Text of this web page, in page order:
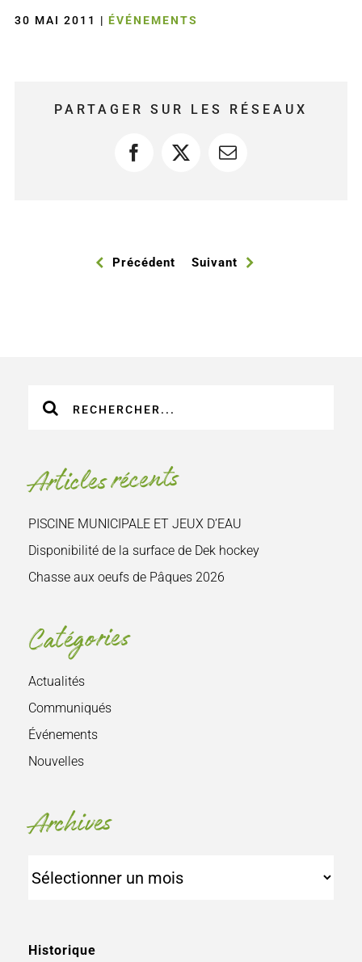
30 MAI 2011 | ÉVÉNEMENTS
PARTAGER SUR LES RÉSEAUX
Facebook
X Courriel
Précédent Suivant
sur
Articles récents
PISCINE MUNICIPALE ET JEUX D’EAU
Disponibilité de la surface de Dek hockey
Chasse aux oeufs de Pâques 2026
Catégories
Actualités
Communiqués
Événements
Nouvelles
Archives
Historique